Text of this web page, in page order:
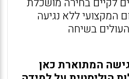
המקצועי ללא נגיעה
בשיחה
המתוארת כאן